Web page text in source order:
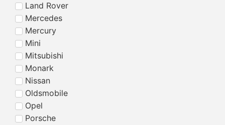
Land Rover
Mercedes
Mercury
Mini
Mitsubishi
Monark
Nissan
Oldsmobile
Opel
Porsche